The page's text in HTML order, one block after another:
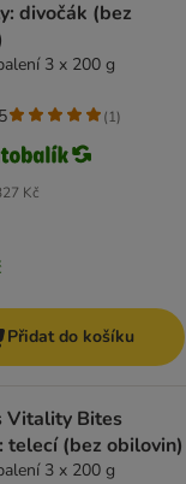
divočák (bez
3 x 200 g
Kč
(1)
Přidat do košíku
Vitality Bites
telecí (bez obilovin)
3 x 200 g